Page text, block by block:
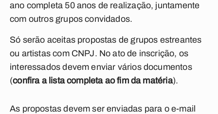
ano completa 50 anos de realização, juntamente
com outros grupos convidados.
Só serão aceitas propostas de grupos estreantes
ou artistas com CNPJ. No ato de inscrição, os
interessados devem enviar vários documentos
(confira a lista completa ao fim da matéria).
As propostas devem ser enviadas para o e-mail